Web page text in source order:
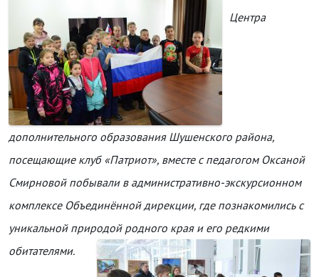
Центра
дополнительного образования Шушенского района,
посещающие клуб «Патриот», вместе с педагогом Оксаной
Смирновой побывали в административно-экскурсионном
комплексе Объединённой дирекции, где познакомились с
уникальной природой родного края и его редкими
обитателями.